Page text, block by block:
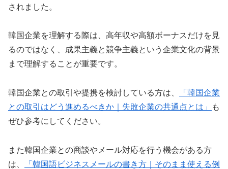
されました。
韓国企業を理解する際は、高年収や高額ボーナスだけを見
るのではなく、成果主義と競争主義という企業文化の背景
まで理解することが重要です。
韓国企業との取引や提携を検討している方は、
「韓国企業
との取引はどう進めるべきか｜失敗企業の共通点とは」
も
ぜひ参考にしてください。
また韓国企業との商談やメール対応を行う機会がある方
は、
「韓国語ビジネスメールの書き方｜そのまま使える例